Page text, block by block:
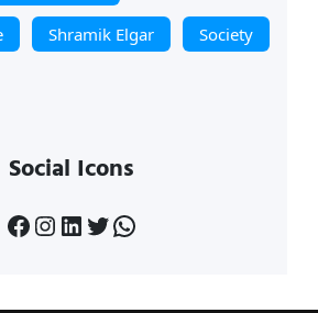
Shramik Elgar Society
Social Icons
Facebook InstagramLinkedIn Twitter WhatsApp